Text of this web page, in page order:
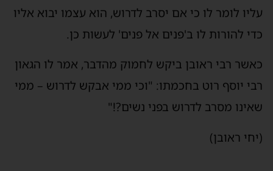
עליו לומר לו כי אם יסרב לדרוש, הוא עצמו יבוא אליו
כדי להורות לו ב'פנים אל פנים' לעשות כן.
כאשר רבי ראובן ביקש לחמוק מהדבר, אמר לו הגאון
רבי יוסף רוט בחכמתו: "וכי ממי אבקש לדרוש – ממי
שאינו מסרב לדרוש בפני נשים?!"
(יחי ראובן)